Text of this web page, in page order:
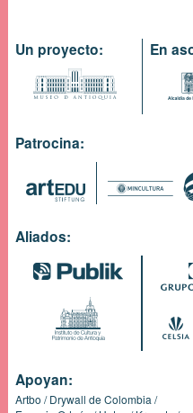
Un proyecto: En
Patrocina:
Aliados:
Apoyan:
Artbo
Drywall de Colombia